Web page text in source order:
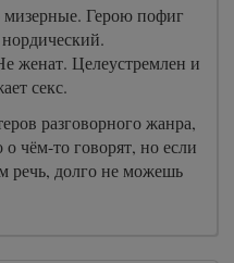
Герою пофиг
женат. Целеустремлен и
секс.
разговорного жанра,
чём-то говорят, но если
речь, долго не можешь